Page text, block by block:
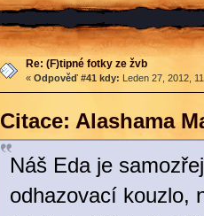
Re: (F)tipné fotky ze žvb
« Odpověď #41 kdy: Leden 27, 2012,
Citace: Alashama
Náš Eda je
odhazovací kouzlo,